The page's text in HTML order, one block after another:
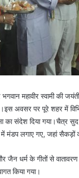
महावीर स्वामी की
अवसर पर पूरे शहर में
का संदेश दिया गया।चैत्र
में मंडप लगाए गए, जहां
जैन धर्म के गीतों से
किया गया।